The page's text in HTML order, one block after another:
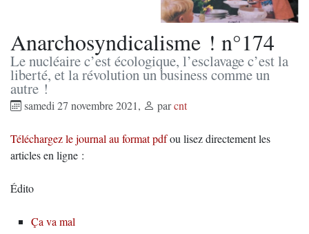
Anarchosyndicalisme ! n°174
Le nucléaire c’est écologique, l’esclavage c’est la
liberté, et la révolution un business comme un
autre !
samedi 27 novembre 2021, parcnt
Téléchargez le journal au format pdfou lisez directement les
articles en ligne :
Édito
Ça va mal